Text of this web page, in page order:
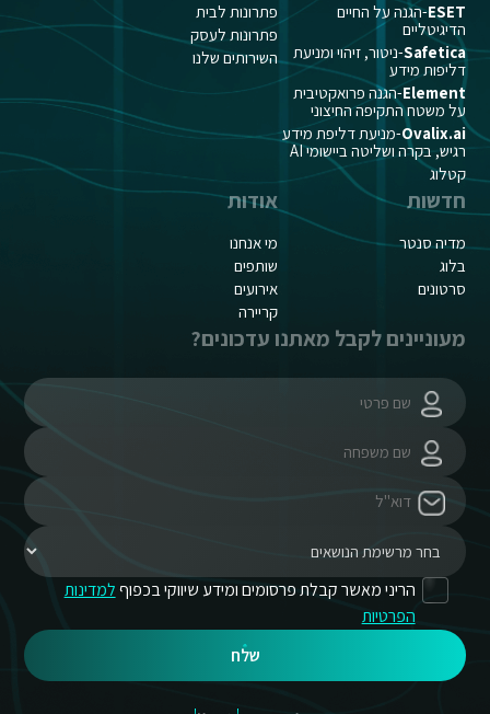
ESET-הגנה על החיים
הדיגיטליים
Safetica-ניטור, זיהוי ומניעת
דליפות מידע
Element-הגנה פרואקטיבית
על משטח התקיפה החיצוני
Ovalix.ai-מניעת דליפת מידע
רגיש, בקרה ושליטה ביישומי AI
קטלוג
פתרונות לבית
פתרונות לעסק
השירותים שלנו
חדשות
מדיה סנטר
בלוג
סרטונים
אודות
מי אנחנו
שותפים
אירועים
קריירה
מעוניינים לקבל מאתנו עדכונים?
הריני מאשר קבלת פרסומים ומידע שיווקי בכפוףלמדינות
הפרטיות
שלח